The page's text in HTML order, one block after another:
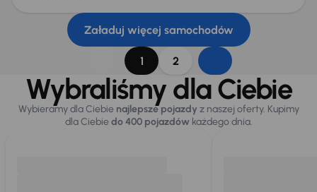
Załaduj więcej samochodów
1 2
Wybraliśmy dla Ciebie
Wybieramy dla Ciebie najlepsze pojazdy z naszej oferty. Kupimy
dla Ciebiedo 400 pojazdówkażdego dnia.